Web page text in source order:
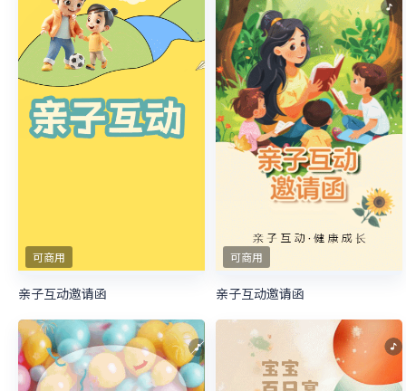
可商用
亲子互动邀请函
可商用
亲子互动邀请函